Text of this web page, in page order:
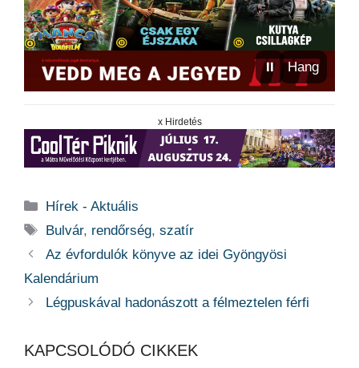
⏸ Hang
x Hirdetés
Kategória
Hírek - Aktuális
Címkék
Bulvár, rendőrség,szatír
Az évfordulók könyve az idei Gyöngyösi
Kalendárium
Légpuskával hadonászott a félmeztelen férfi
KAPCSOLÓDÓ CIKKEK